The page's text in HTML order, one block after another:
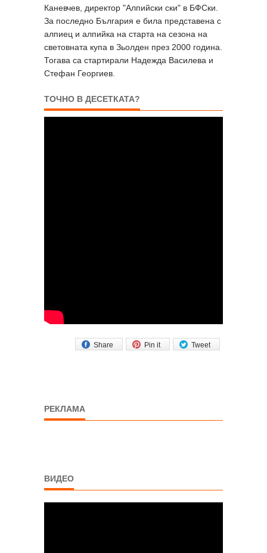
Каневчев, директор "Алпийски ски" в БФСки.
За последно България е била представена с
алпиец и алпийка на старта на сезона на
световната купа в Зьолден през 2000 година.
Тогава са стартирали Надежда Василева и
Стефан Георгиев.
ТОЧНО В ДЕСЕТКАТА?
Tweet
Pin it
Share
РЕКЛАМА
ВИДЕО